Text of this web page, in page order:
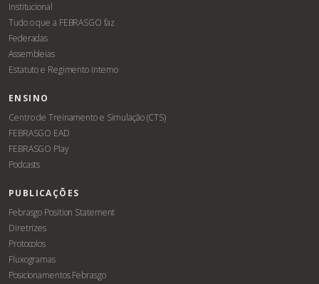
Institucional
Tudo o que a FEBRASGO faz
Federadas
Assembleias
Estatuto e Regimento Interno
ENSINO
Centro de Treinamento e Simulação (CTS)
FEBRASGO EAD
FEBRASGO Play
Podcasts
PUBLICAÇÕES
Febrasgo Position Statement
Diretrizes
Protocolos
Fluxogramas
Posicionamentos Febrasgo